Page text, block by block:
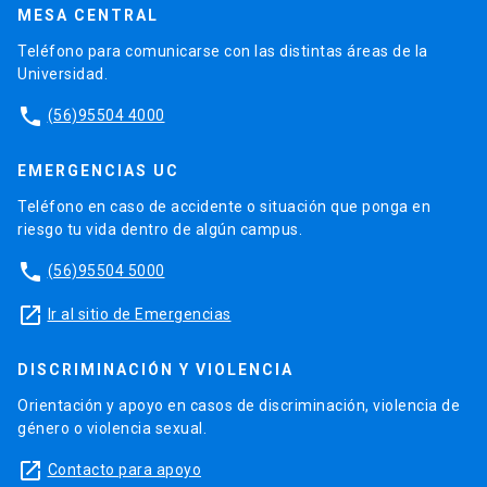
MESA CENTRAL
Teléfono para comunicarse con las distintas áreas de la
Universidad.
phone (56)95504 4000
EMERGENCIAS UC
Teléfono en caso de accidente o situación que ponga en
riesgo tu vida dentro de algún campus.
phone (56)95504 5000
launch Ir al sitio de Emergencias
DISCRIMINACIÓN Y VIOLENCIA
Orientación y apoyo en casos de discriminación, violencia de
género o violencia sexual.
launch Contacto para apoyo